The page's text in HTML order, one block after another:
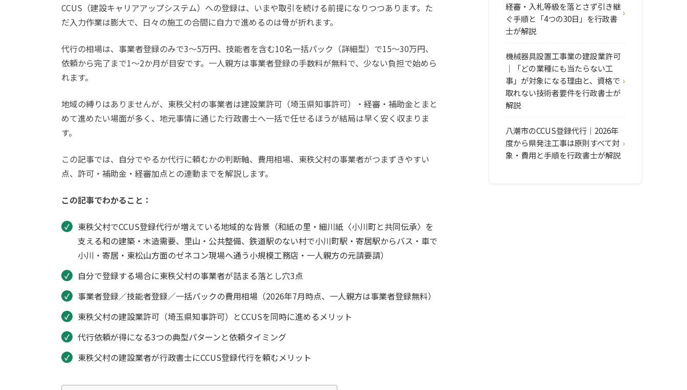
CCUS（建設キャリアアップシステム）への登録は、いまや取引を続ける前提になりつつあります。た
だ入力作業は膨大で、日々の施工の合間に自力で進めるのは骨が折れます。
代行の相場は、事業者登録のみで3〜5万円、技能者を含む10名一括パック（詳細型）で15〜30万円、
依頼から完了まで1〜2か月が目安です。一人親方は事業者登録の手数料が無料で、少ない負担で始めら
れます。
地域の縛りはありませんが、東秩父村の事業者は建設業許可（埼玉県知事許可）・経審・補助金とまと
めて進めたい場面が多く、地元事情に通じた行政書士へ一括で任せるほうが結局は早く安く収まりま
す。
この記事では、自分でやるか代行に頼むかの判断軸、費用相場、東秩父村の事業者がつまずきやすい
点、許可・補助金・経審加点との連動までを解説します。
この記事でわかること：
東秩父村でCCUS登録代行が増えている地域的な背景（和紙の里・細川紙〈小川町と共同伝承〉を
支える和の建築・木造需要、里山・公共整備、鉄道駅のない村で小川町駅・寄居駅からバス・車で
小川・寄居・東松山方面のゼネコン現場へ通う小規模工務店・一人親方の元請要請）
自分で登録する場合に東秩父村の事業者が詰まる落とし穴3点
事業者登録／技能者登録／一括パックの費用相場（2026年7月時点、一人親方は事業者登録無料）
東秩父村の建設業許可（埼玉県知事許可）とCCUSを同時に進めるメリット
代行依頼が得になる3つの典型パターンと依頼タイミング
東秩父村の建設業者が行政書士にCCUS登録代行を頼むメリット
経審・入札等級を落とさず引き継
ぐ手順と「4つの30日」を行政書
士が解説
機械器具設置工事業の建設業許可
｜「どの業種にも当たらない工
事」が対象になる理由と、資格で
取れない技術者要件を行政書士が
解説
八潮市のCCUS登録代行｜2026年
度から県発注工事は原則すべて対
象・費用と手順を行政書士が解説